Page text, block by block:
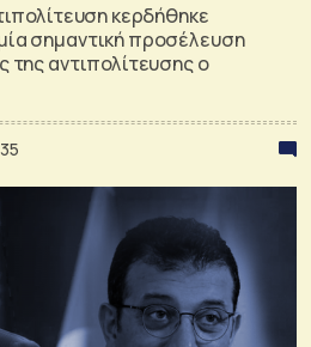
κερδήθηκε
σημαντική προσέλευση
αντιπολίτευσης ο